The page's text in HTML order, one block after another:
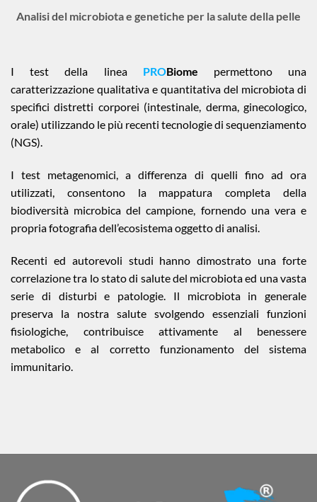
Analisi del microbiota e genetiche per la salute della pelle
I test della linea PROBiome permettono una
caratterizzazione qualitativa e quantitativa del microbiota di
specifici distretti corporei (intestinale, derma, ginecologico,
orale) utilizzando le più recenti tecnologie di sequenziamento
(NGS).
I test metagenomici, a differenza di quelli fino ad ora
utilizzati, consentono la mappatura completa della
biodiversità microbica del campione, fornendo una vera e
propria fotografia dell’ecosistema oggetto di analisi.
Recenti ed autorevoli studi hanno dimostrato una forte
correlazione tra lo stato di salute del microbiota ed una vasta
serie di disturbi e patologie. Il microbiota in generale
preserva la nostra salute svolgendo essenziali funzioni
fisiologiche, contribuisce attivamente al benessere
metabolico e al corretto funzionamento del sistema
immunitario.